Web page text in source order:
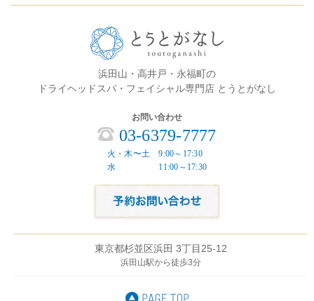
浜田山・高井戸・永福町の
ドライヘッドスパ・フェイシャル専門店 とうとがなし
お問い合わせ
03-6379-7777
火・木〜土 9:00～17:30
水 11:00～17:30
東京都杉並区浜田 3丁目25-12
浜田山駅から徒歩3分